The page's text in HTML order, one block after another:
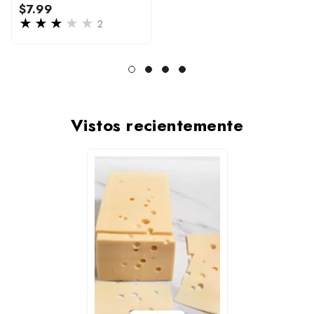
Regular
price
$7.99
2
Vistos recientemente